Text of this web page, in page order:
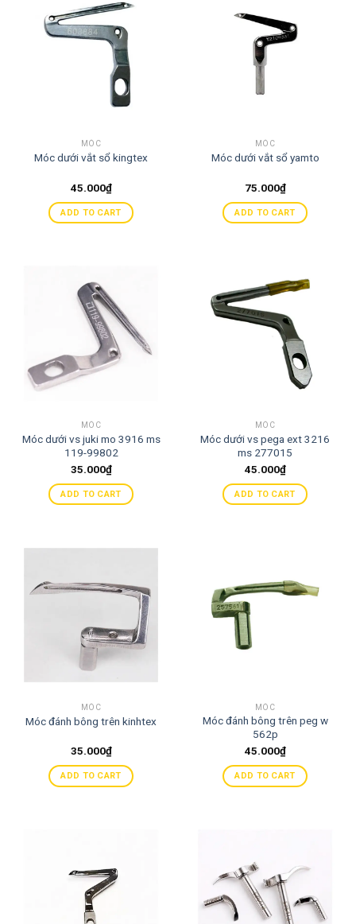
MÓC
Móc dưới vắt sổ kingtex
45.000₫
ADD TO CART
MÓC
Móc dưới vắt sổ yamto
75.000₫
ADD TO CART
MÓC
Móc dưới vs juki mo 3916 ms
119-99802
35.000₫
ADD TO CART
MÓC
Móc dưới vs pega ext 3216
ms 277015
45.000₫
ADD TO CART
MÓC
Móc đánh bông trên kinhtex
35.000₫
ADD TO CART
MÓC
Móc đánh bông trên peg w
562p
45.000₫
ADD TO CART